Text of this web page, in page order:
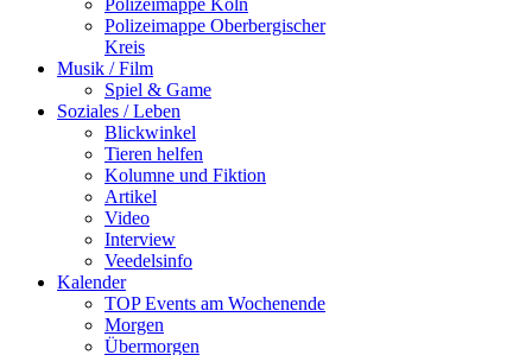
Polizeimappe Köln
Polizeimappe Oberbergischer
Kreis
Musik / Film
Spiel & Game
Soziales / Leben
Blickwinkel
Tieren helfen
Kolumne und Fiktion
Artikel
Video
Interview
Veedelsinfo
Kalender
TOP Events am Wochenende
Morgen
Übermorgen